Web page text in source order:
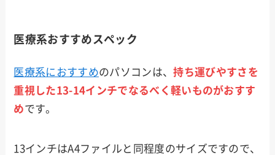
医療系おすすめスペック
医療系におすすめのパソコンは、持ち運びやすさを
重視した13-14インチでなるべく軽いものがおすす
めです。
13インチはA4ファイルと同程度のサイズですので、